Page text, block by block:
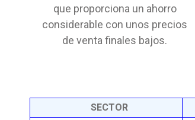
que proporciona un ahorro
considerable con unos precios
de venta finales bajos.
SECTOR